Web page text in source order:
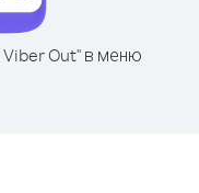
Out" в меню